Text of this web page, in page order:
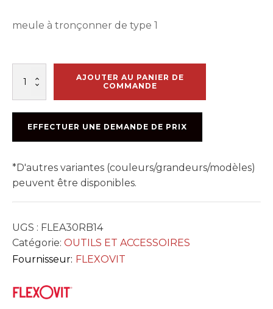
meule à tronçonner de type 1
F5521
3/32
1po
AJOUTER AU PANIER DE
COMMANDE
EFFECTUER UNE DEMANDE DE PRIX
*D'autres variantes (couleurs/grandeurs/modèles)
peuvent être disponibles.
UGS : FLEA30RB14
Catégorie: OUTILS ET ACCESSOIRES
Fournisseur: FLEXOVIT